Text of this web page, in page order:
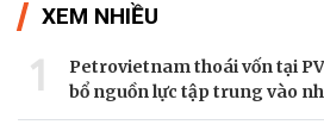
XEM NHIỀU
1
Petrovietnam thoái vốn tại
bổ nguồn lực tập trung vào